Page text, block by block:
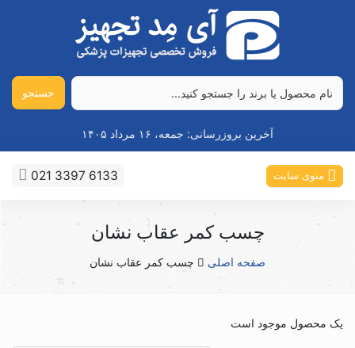
جستجو
آخرین بروزرسانی: جمعه، ۱۶ مرداد ۱۴۰۵
منوی سایت 021 3397 6133
چسب کمر عقاب نشان
صفحه اصلی چسب کمر عقاب نشان
یک محصول موجود است